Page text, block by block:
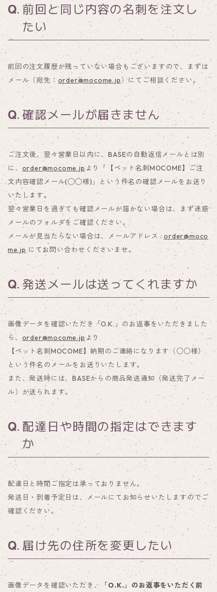
前回と同じ内容の名刺を注文し
たい
前回の注文履歴が残っていない場合もございますので、まずは
メール（宛先：order@mocome.jp）にてご相談ください。
確認メールが届きません
ご注文後、翌々営業日以内に、BASEの自動返信メールとは別
に、 order@mocome.jpより「【ペット名刺MOCOME】ご注
文内容確認メール(◯◯様)」という件名の確認メールをお送り
いたします。
翌々営業日を過ぎても確認メールが届かない場合は、まず迷惑
メールのフォルダをご確認ください。
メールが見当たらない場合は、メールアドレス :order@moco
me.jpにてお問い合わせくださいませ。
発送メールは送ってくれますか
画像データを確認いただき「O.K.」のお返事をいただきました
ら、order@mocome.jpより
【ペット名刺MOCOME】納期のご連絡になります（○○様）
という件名のメールをお送りいたします。
また、発送時には、BASEからの商品発送通知（発送完了メー
ル）が送られます。
配達日や時間の指定はできます
か
配達日と時間ご指定は承っておりません。
発送日・到着予定日は、メールにてお知らせいたしますのでご
確認ください。
届け先の住所を変更したい
画像データを確認いただき、「O.K.」のお返事をいただく前